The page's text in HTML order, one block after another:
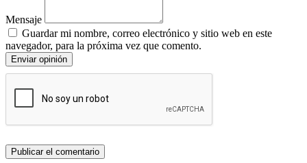
Mensaje
Guardar mi nombre, correo electrónico y sitio web en este
navegador, para la próxima vez que comento.
Enviar opinión